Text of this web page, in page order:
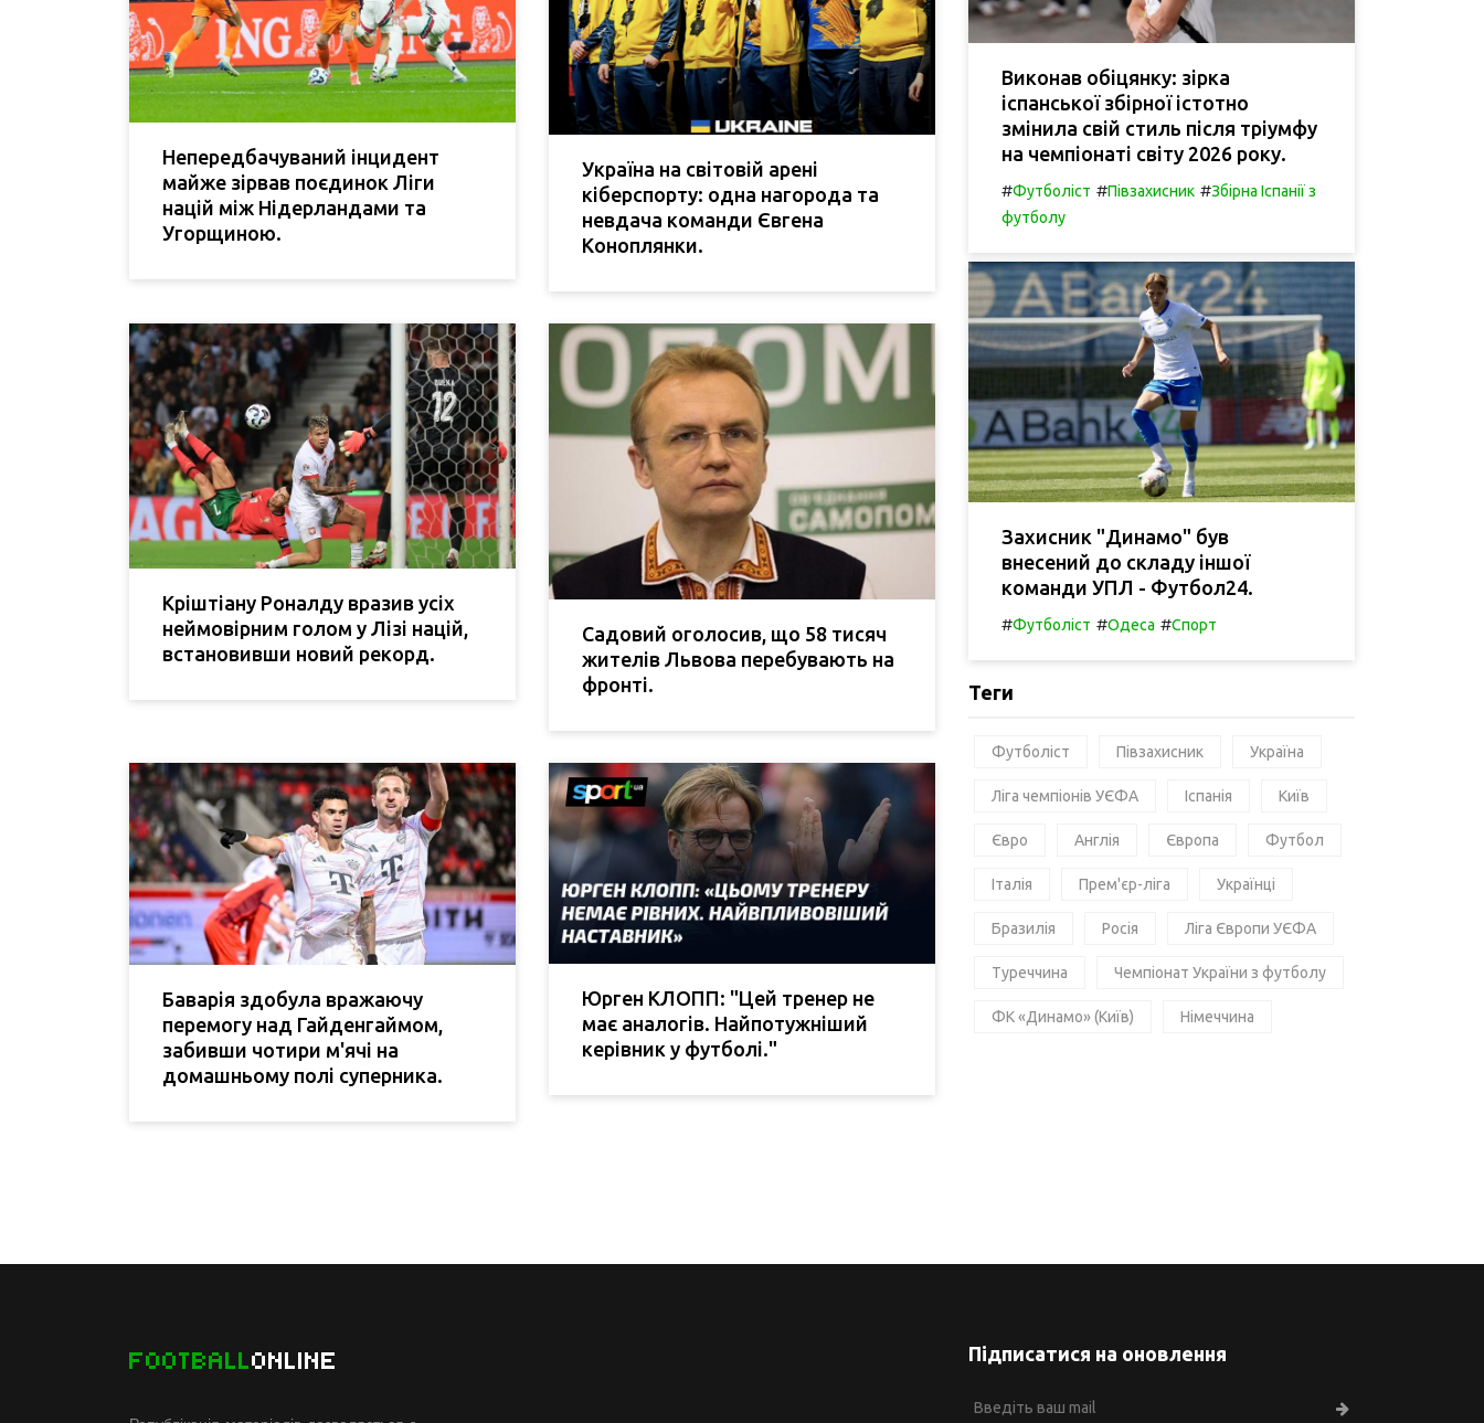
Непередбачуваний інцидент
майже зірвав поєдинок Ліги
націй між Нідерландами та
Угорщиною.
Україна на світовій арені
кіберспорту: одна нагорода та
невдача команди Євгена
Коноплянки.
Кріштіану Роналду вразив усіх
неймовірним голом у Лізі націй,
встановивши новий рекорд.
Садовий оголосив, що 58 тисяч
жителів Львова перебувають на
фронті.
Баварія здобула вражаючу
перемогу над Гайденгаймом,
забивши чотири м'ячі на
домашньому полі суперника.
Юрген КЛОПП: "Цей тренер не
має аналогів. Найпотужніший
керівник у футболі."
Виконав обіцянку: зірка
іспанської збірної істотно
змінила свій стиль після тріумфу
на чемпіонаті світу 2026 року.
#Футболіст #Півзахисник #Збірна Іспанії з
футболу
Захисник "Динамо" був
внесений до складу іншої
команди УПЛ - Футбол24.
#Футболіст #Одеса #Спорт
Теги
Футболіст Півзахисник Україна
Ліга чемпіонів УЄФА Іспанія Київ
Євро Англія Європа Футбол
Італія Прем'єр-ліга Українці
Бразилія Росія Ліга Європи УЄФА
Туреччина Чемпіонат України з футболу
ФК «Динамо» (Київ) Німеччина
FOOTBALLONLINE Підписатися на оновлення